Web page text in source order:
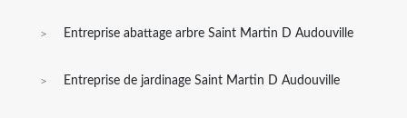
Entreprise abattage arbre Saint Martin D Audouville
Entreprise de jardinage Saint Martin D Audouville